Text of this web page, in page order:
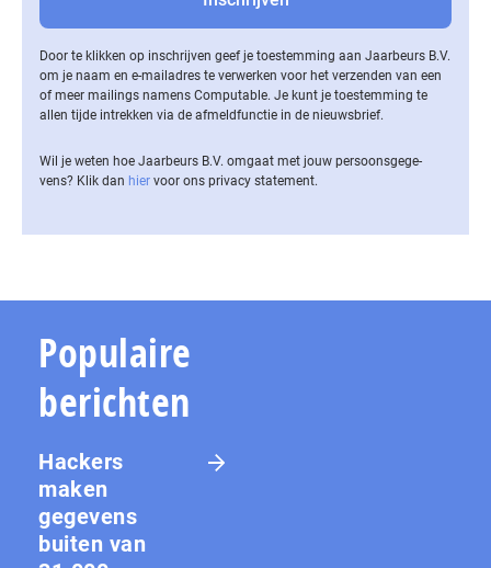
Door te klikken op inschrijven geef je toestemming aan Jaarbeurs B.V.
om je naam en e-mailadres te verwerken voor het verzenden van een
of meer mailings namens Computable. Je kunt je toestemming te
allen tijde intrekken via de af­meld­func­tie in de nieuwsbrief.
Wil je weten hoe Jaarbeurs B.V. omgaat met jouw per­soons­ge­ge­
vens? Klik dan hier voor ons privacy statement.
Populaire
berichten
Hackers
maken
gegevens
buiten van